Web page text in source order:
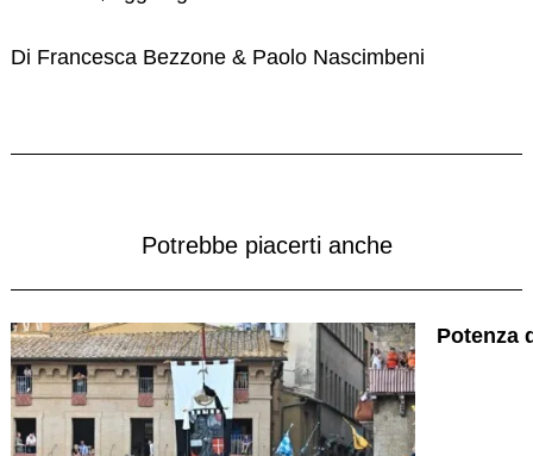
Di Francesca Bezzone & Paolo Nascimbeni
Potrebbe piacerti anche
Potenza